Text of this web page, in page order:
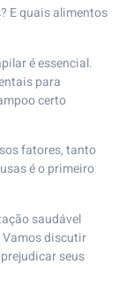
E quais alimentos
é essencial.
para
certo
fatores, tanto
é o primeiro
saudável
discutir
seus